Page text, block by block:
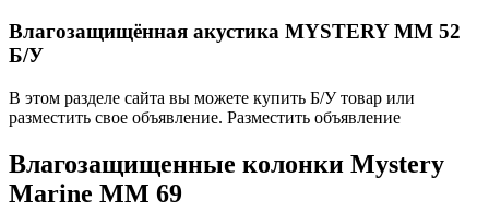
Влагозащищённая акустика MYSTERY MM 52
Б/У
В этом разделе сайта вы можете купить Б/У товар или
разместить свое объявление. Разместить объявление
Влагозащищенные колонки Mystery
Marine MM 69